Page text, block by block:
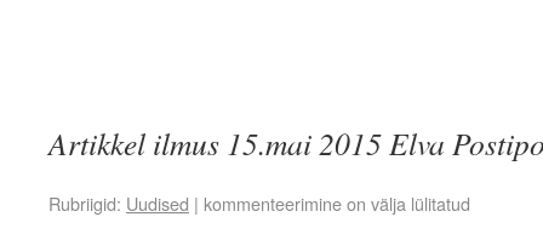
Artikkel ilmus 15.mai 2015 Elva
Rubriigid: Uudised | kommenteerimine on välja lülitatud